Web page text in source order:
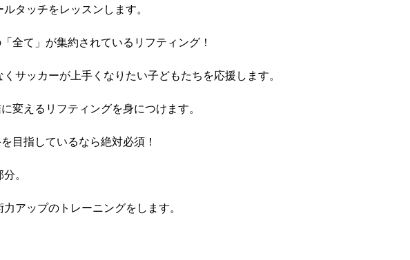
タッチをレッスンします。
全て」が集約されているリフティング！
くサッカーが上手くなりたい子どもたちを応援します。
変えるリフティングを身につけます。
目指しているなら絶対必須！
。
アップのトレーニングをします。